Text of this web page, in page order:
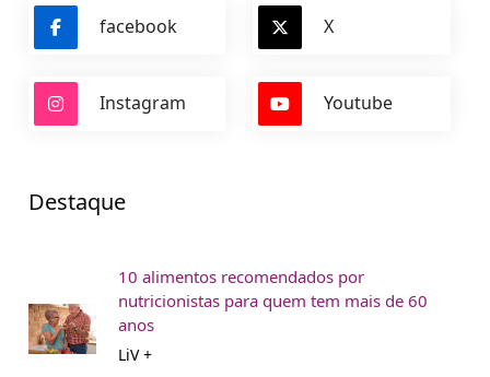
facebook X
Instagram Youtube
Destaque
10 alimentos recomendados por
nutricionistas para quem tem mais de 60
anos
LiV +